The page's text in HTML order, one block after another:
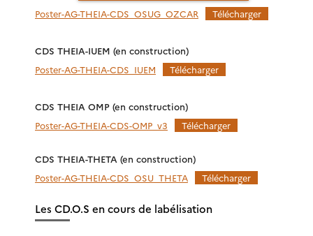
Poster-AG-THEIA-CDS_OSUG_OZCAR Télécharger
CDS THEIA-IUEM (en construction)
Poster-AG-THEIA-CDS_IUEM Télécharger
CDS THEIA OMP (en construction)
Poster-AG-THEIA-CDS-OMP_v3 Télécharger
CDS THEIA-THETA (en construction)
Poster-AG-THEIA-CDS_OSU_THETA Télécharger
Les CD.O.S en cours de labélisation